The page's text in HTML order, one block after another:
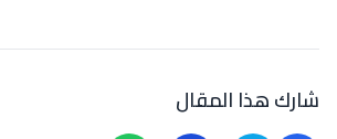
شارك هذا المقال